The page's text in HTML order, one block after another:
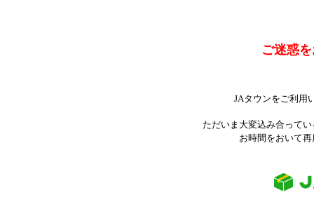
ご迷惑
JAタウンをご利用
ただいま大変込み合って
お時間をおいて